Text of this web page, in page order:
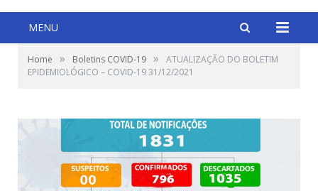
MENU
Home » Boletins COVID-19 »
ATUALIZAÇÃO DO BOLETIM
EPIDEMIOLÓGICO – COVID-19 31/12/2021